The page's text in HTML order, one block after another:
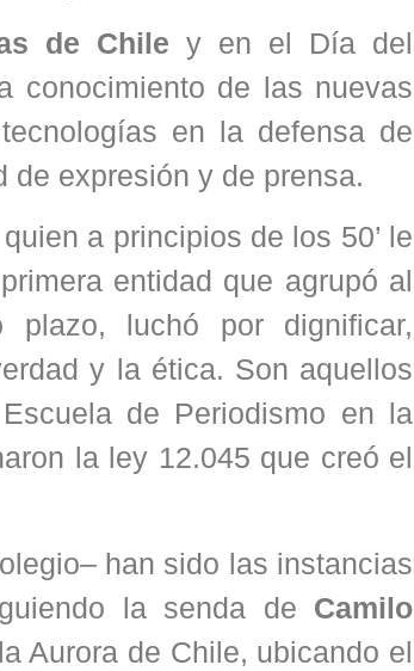
de Chile y en el Día del
conocimiento de las nuevas
en la defensa de
de expresión y de prensa.
quien a principios de los 50’ le
entidad que agrupó al
luchó por dignificar,
y la ética. Son aquellos
de Periodismo en la
la ley 12.045 que creó el
han sido las instancias
la senda de Camilo
Aurora de Chile, ubicando el